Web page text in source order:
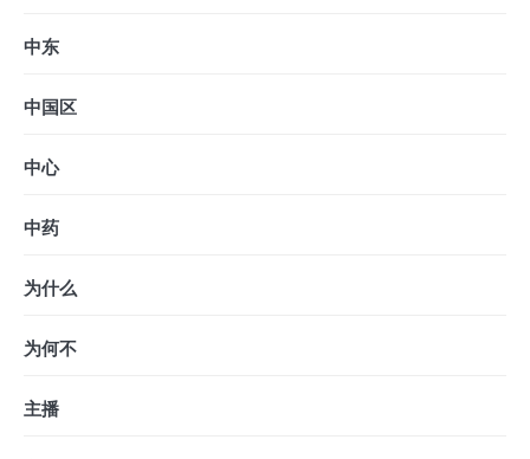
中东
中国区
中心
中药
为什么
为何不
主播